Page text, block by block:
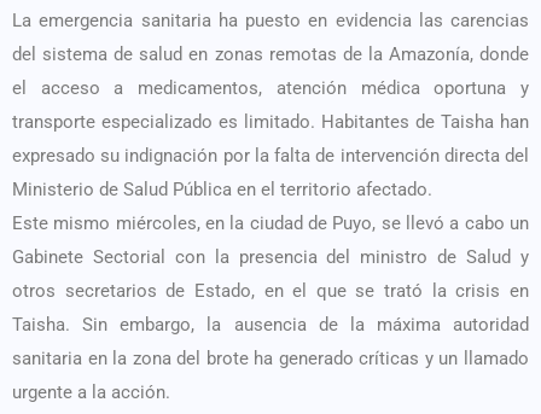
La emergencia sanitaria ha puesto en evidencia las carencias
del sistema de salud en zonas remotas de la Amazonía, donde
el acceso a medicamentos, atención médica oportuna y
transporte especializado es limitado. Habitantes de Taisha han
expresado su indignación por la falta de intervención directa del
Ministerio de Salud Pública en el territorio afectado.
Este mismo miércoles, en la ciudad de Puyo, se llevó a cabo un
Gabinete Sectorial con la presencia del ministro de Salud y
otros secretarios de Estado, en el que se trató la crisis en
Taisha. Sin embargo, la ausencia de la máxima autoridad
sanitaria en la zona del brote ha generado críticas y un llamado
urgente a la acción.